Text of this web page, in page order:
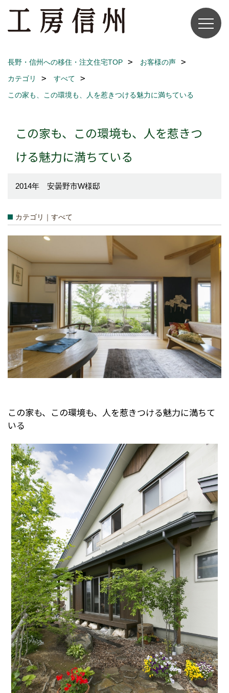
長野・信州への移住・注文住宅TOP
お客様の声
カテゴリ
すべて
この家も、この環境も、人を惹きつける魅力に満ちている
この家も、この環境も、人を惹きつ
ける魅力に満ちている
2014年 安曇野市W様邸
カテゴリ｜すべて
この家も、この環境も、人を惹きつける魅力に満ちて
いる